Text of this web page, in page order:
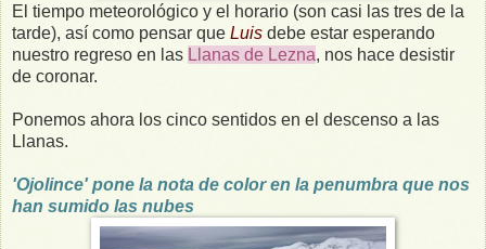
El tiempo meteorológico y el horario (son casi las tres de la
tarde), así como pensar que Luis debe estar esperando
nuestro regreso en las Llanas de Lezna, nos hace desistir
de coronar.
Ponemos ahora los cinco sentidos en el descenso a las
Llanas.
'Ojolince' pone la nota de color en la penumbra que nos
han sumido las nubes